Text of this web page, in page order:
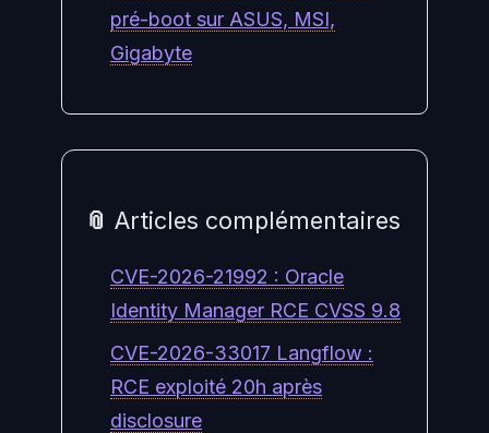
pré-boot sur ASUS, MSI,
Gigabyte
📎 Articles complémentaires
CVE-2026-21992 : Oracle
Identity Manager RCE CVSS 9.8
CVE-2026-33017 Langflow :
RCE exploité 20h après
disclosure